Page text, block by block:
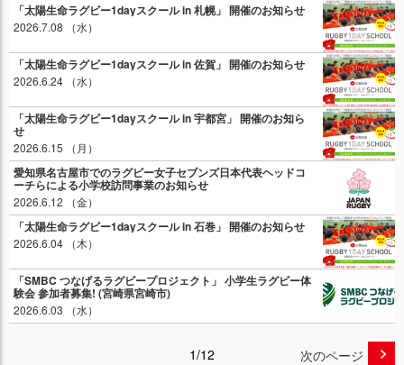
「太陽生命ラグビー1dayスクール in 札幌」 開催のお知らせ
2026.7.08 （水）
「太陽生命ラグビー1dayスクール in 佐賀」 開催のお知らせ
2026.6.24 （水）
「太陽生命ラグビー1dayスクール in 宇都宮」 開催のお知ら
せ
2026.6.15 （月）
愛知県名古屋市でのラグビー女子セブンズ日本代表ヘッドコ
ーチらによる小学校訪問事業のお知らせ
2026.6.12 （金）
「太陽生命ラグビー1dayスクール in 石巻」 開催のお知らせ
2026.6.04 （木）
「SMBC つなげるラグビープロジェクト」 小学生ラグビー体
験会 参加者募集! (宮崎県宮崎市)
2026.6.03 （水）
1/12 次のページ